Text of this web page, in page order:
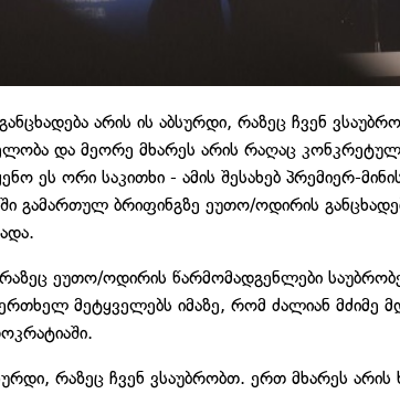
არის ის აბსურდი, რაზეც ჩვენ
და მეორე მხარეს არის რაღაც
ეს ორი საკითხი - ამის შესახებ პრემიერ-
გამართულ ბრიფინგზე ეუთო/ოდირის
ეუთო/ოდირის წარმომადგენლები
მეტყველებს იმაზე, რომ ძალიან მძიმე
რაზეც ჩვენ ვსაუბრობთ. ერთ მხარეს